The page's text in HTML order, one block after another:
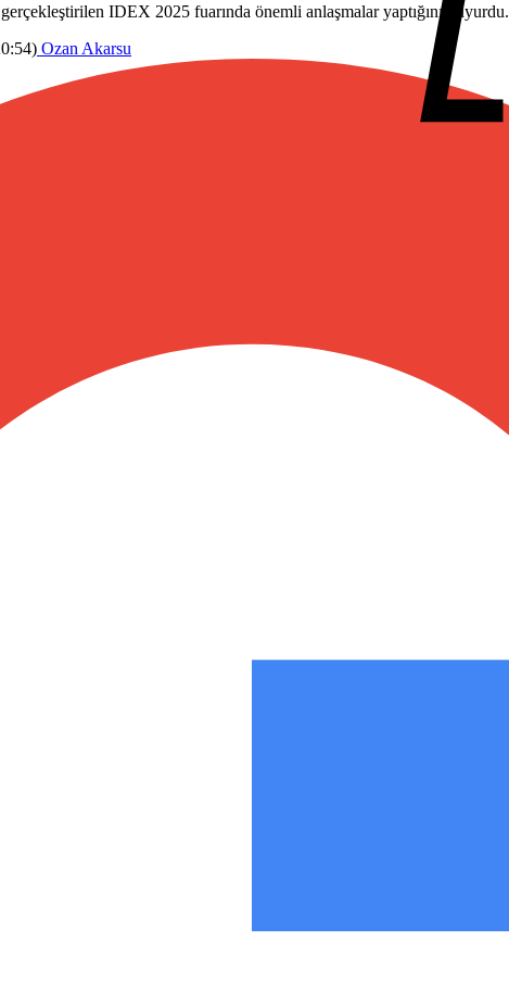
IDEX 2025 fuarında önemli anlaşmalar yaptığını duyurdu.
) Ozan Akarsu